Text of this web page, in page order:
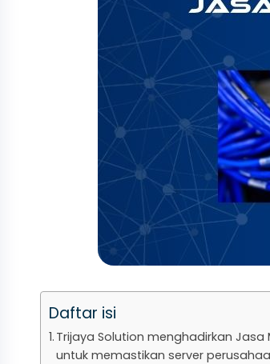
Daftar isi
Trijaya Solution menghadirkan Jasa
untuk memastikan server